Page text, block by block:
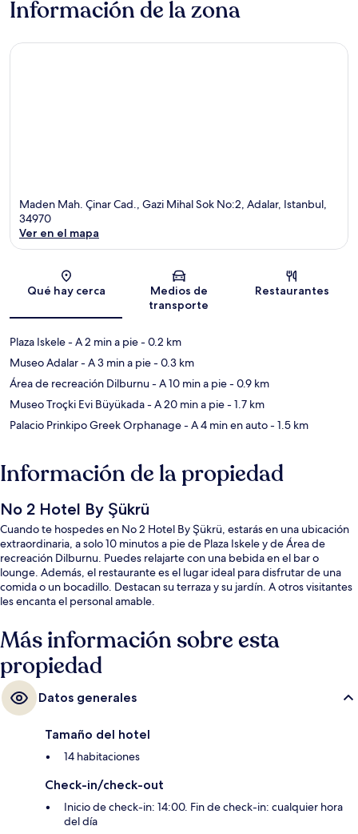
Información de la zona
Maden Mah. Çinar Cad., Gazi Mihal Sok No:2, Adalar, Istanbul,
34970
Ver en el mapa
Qué hay cerca
Medios de
transporte
Restaurantes
Plaza Iskele- A 2 min a pie- 0.2 km
Museo Adalar- A 3 min a pie- 0.3 km
Área de recreación Dilburnu- A 10 min a pie- 0.9 km
Museo Troçki Evi Büyükada- A 20 min a pie- 1.7 km
Palacio Prinkipo Greek Orphanage- A 4 min en auto- 1.5 km
Información de la propiedad
No 2 Hotel By Şükrü
Cuando te hospedes en No 2 Hotel By Şükrü, estarás en una ubicación
extraordinaria, a solo 10 minutos a pie de Plaza Iskele y de Área de
recreación Dilburnu. Puedes relajarte con una bebida en el bar o
lounge. Además, el restaurante es el lugar ideal para disfrutar de una
comida o un bocadillo. Destacan su terraza y su jardín. A otros visitantes
les encanta el personal amable.
Más información sobre esta
propiedad
Datos generales
Tamaño del hotel
14 habitaciones
Check-in/check-out
Inicio de check-in: 14:00. Fin de check-in: cualquier hora
del día